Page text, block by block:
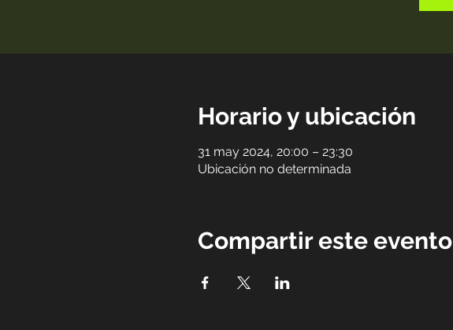
Horario y ubicación
31 may 2024, 20:00 – 23:30
Ubicación no determinada
Compartir este evento